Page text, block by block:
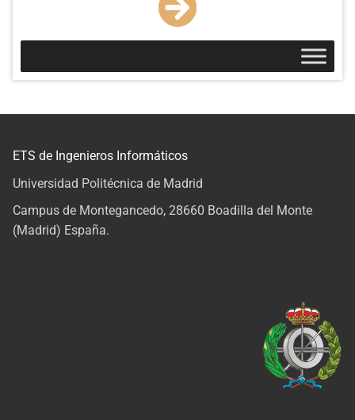
ETS de Ingenieros Informáticos
Universidad Politécnica de Madrid
Campus de Montegancedo, 28660 Boadilla del Monte
(Madrid) España.